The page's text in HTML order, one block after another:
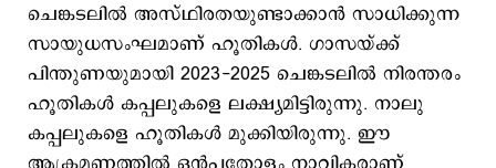
ചെങ്കടലില്‍ അസ്ഥിരതയുണ്ടാക്കാന്‍ സാധിക്കുന്ന
സായുധസംഘമാണ് ഹൂതികള്‍. ഗാസയ്ക്ക്
പിന്തുണയുമായി 2023-2025 ചെങ്കടലില്‍ നിരന്തരം
ഹൂതികള്‍ കപ്പലുകളെ ലക്ഷ്യമിട്ടിരുന്നു. നാലു
കപ്പലുകളെ ഹൂതികള്‍ മുക്കിയിരുന്നു. ഈ